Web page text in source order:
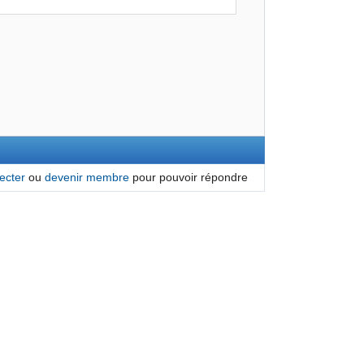
ou devenir membrepour pouvoir répondre